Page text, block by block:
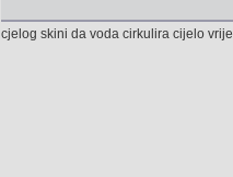
cjelog skini da voda cirkulira cijelo